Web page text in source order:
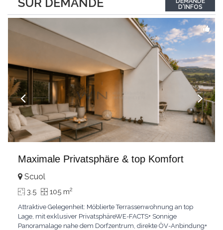
comprises two bedrooms, each with its own bathroom,
guaranteeing comfort and privacy. Private...
D'INFOS
Maximale Privatsphäre & top Komfort
Scuol
3.5 105 m2
Attraktive Gelegenheit: Möblierte Terrassenwohnung an top
Lage, mit exklusiver PrivatsphäreWE-FACTS+ Sonnige
Panoramalage nahe dem Dorfzentrum, direkte ÖV-Anbindung+